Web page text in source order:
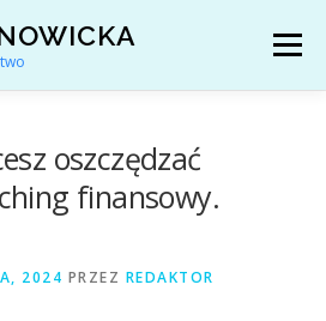
Menu
oszczędzać
finansowy.
2024 PRZEZ REDAKTOR